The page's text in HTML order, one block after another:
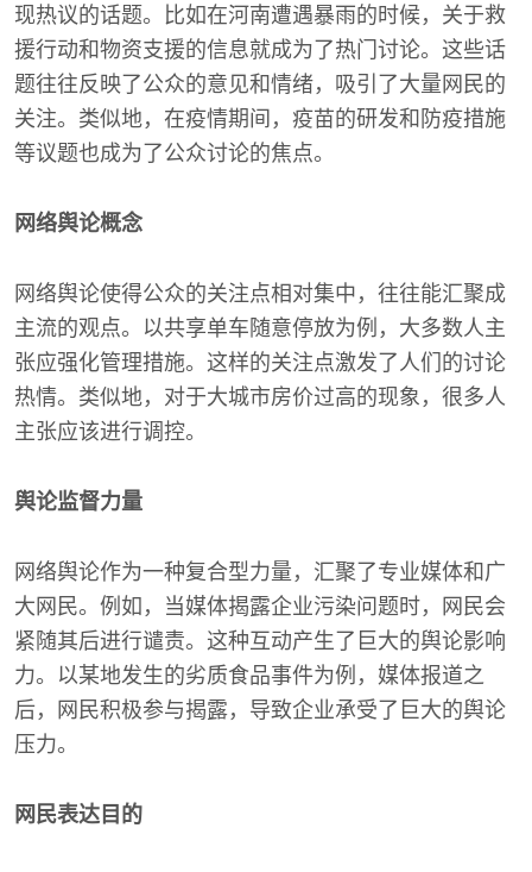
现热议的话题。比如在河南遭遇暴雨的时候，关于救
援行动和物资支援的信息就成为了热门讨论。这些话
题往往反映了公众的意见和情绪，吸引了大量网民的
关注。类似地，在疫情期间，疫苗的研发和防疫措施
等议题也成为了公众讨论的焦点。
网络舆论概念
网络舆论使得公众的关注点相对集中，往往能汇聚成
主流的观点。以共享单车随意停放为例，大多数人主
张应强化管理措施。这样的关注点激发了人们的讨论
热情。类似地，对于大城市房价过高的现象，很多人
主张应该进行调控。
舆论监督力量
网络舆论作为一种复合型力量，汇聚了专业媒体和广
大网民。例如，当媒体揭露企业污染问题时，网民会
紧随其后进行谴责。这种互动产生了巨大的舆论影响
力。以某地发生的劣质食品事件为例，媒体报道之
后，网民积极参与揭露，导致企业承受了巨大的舆论
压力。
网民表达目的